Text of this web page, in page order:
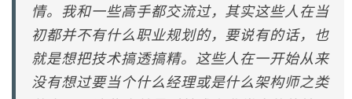
情。我和一些高手都交流过，其实这些人在当
初都并不有什么职业规划的，要说有的话，也
就是想把技术搞透搞精。这些人在一开始从来
没有想过要当个什么经理或是什么架构师之类